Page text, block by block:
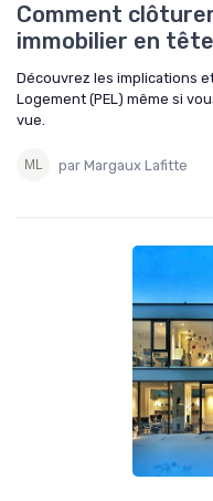
Comment
immobilier en tête
Découvrez les implications
Logement (PEL) même si
vue.
par Margaux Lafitte